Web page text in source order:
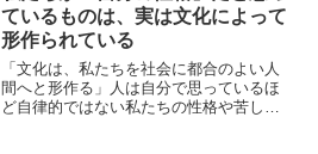
ているものは、実は文化によって
形作られている
「文化は、私たちを社会に都合のよい人
間へと形作る」人は自分で思っているほ
ど自律的ではない私たちの性格や苦しみ